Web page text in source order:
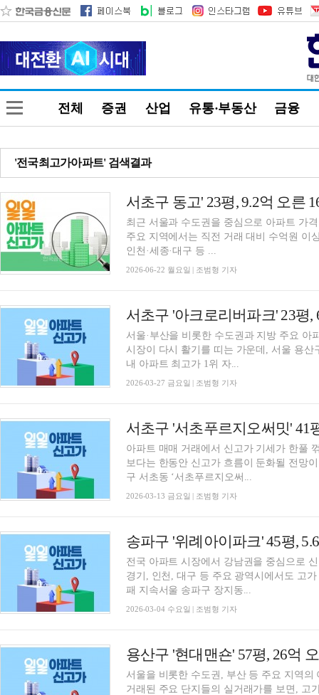
전체 증권 산업 유통·부동산 금융
'전국최고가아파트' 검색결과
서초구 동고' 23평, 9.2억 오른
최근 서울과 수도권을 중심으로 아파트 가
주요 지역에서는 직전 거래 대비 수억원 이
인천·세종·대구 등 ...
2026-06-22 월요일 | 조범형 기자
서울·부산을 비롯한 수도권과 지방 주요 아
시장이 다시 활기를 띠는 가운데, 서울 용산
내 아파트 최고가 1위 자...
2026-03-27 금요일 | 조범형 기자
아파트 매매 거래에서 신고가 기세가 한풀
보다는 한동안 신고가 흐름이 둔화될 전망
구 서초동 ‘서초푸르지오써...
2026-03-13 금요일 | 조범형 기자
전국 아파트 시장에서 강남권을 중심으로
경기, 인천, 대구 등 주요 광역시에서도 고
패 지속서울 송파구 장지동...
2026-03-04 수요일 | 조범형 기자
용산구 '현대맨숀' 57평, 26억
서울을 비롯한 수도권, 부산 등 주요 지역
거래된 주요 단지들의 실거래가를 보면, 고